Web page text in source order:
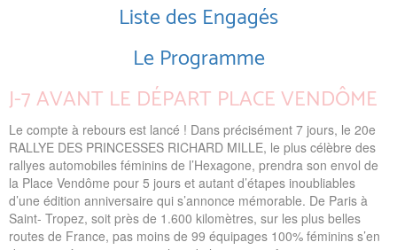
Liste des Engagés
Le Programme
J-7 AVANT LE DÉPART PLACE VENDÔME
Le compte à rebours est lancé ! Dans précisément 7 jours, le 20e
RALLYE DES PRINCESSES RICHARD MILLE, le plus célèbre des
rallyes automobiles féminins de l’Hexagone, prendra son envol de
la Place Vendôme pour 5 jours et autant d’étapes inoubliables
d’une édition anniversaire qui s’annonce mémorable. De Paris à
Saint- Tropez, soit près de 1.600 kilomètres, sur les plus belles
routes de France, pas moins de 99 équipages 100% féminins s’en